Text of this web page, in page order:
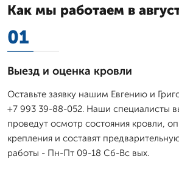
Как мы работаем в
01
Выезд и оценка кровли
Оставьте заявку нашим Евгению и
+7 993 39-88-052. Наши специалисты
проведут осмотр состояния кровли,
крепления и составят
работы - Пн-Пт 09-18 Сб-Вс вых.